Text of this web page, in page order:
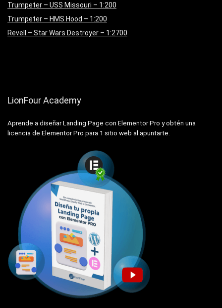
Trumpeter – USS Missouri – 1:200
Trumpeter – HMS Hood – 1:200
Revell – Star Wars Destroyer – 1:2700
LionFour Academy
Aprende a diseñar Landing Page con Elementor Pro y obtén una
licencia de Elementor Pro para 1 sitio web al apuntarte.